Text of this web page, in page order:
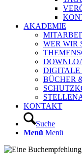
AKADEMIE
WER WIR
DIGITALE
BÜCHER
KONTAKT
Suche
Menü Menü